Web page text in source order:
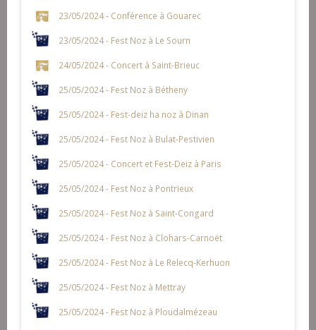
23/05/2024 - Conférence à Gouarec
23/05/2024 - Fest Noz à Le Sourn
24/05/2024 - Concert à Saint-Brieuc
25/05/2024 - Fest Noz à Bétheny
25/05/2024 - Fest-deiz ha noz à Dinan
25/05/2024 - Fest Noz à Bulat-Pestivien
25/05/2024 - Concert et Fest-Deiz à Paris
25/05/2024 - Fest Noz à Pontrieux
25/05/2024 - Fest Noz à Saint-Congard
25/05/2024 - Fest Noz à Clohars-Carnoët
25/05/2024 - Fest Noz à Le Relecq-Kerhuon
25/05/2024 - Fest Noz à Mettray
25/05/2024 - Fest Noz à Ploudalmézeau